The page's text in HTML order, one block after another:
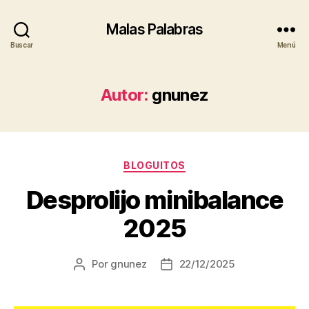
Buscar
Malas Palabras
Menú
Autor: gnunez
Categorías
BLOGUITOS
Desprolijo minibalance
2025
Autor
Por gnunez
Fecha22/12/2025